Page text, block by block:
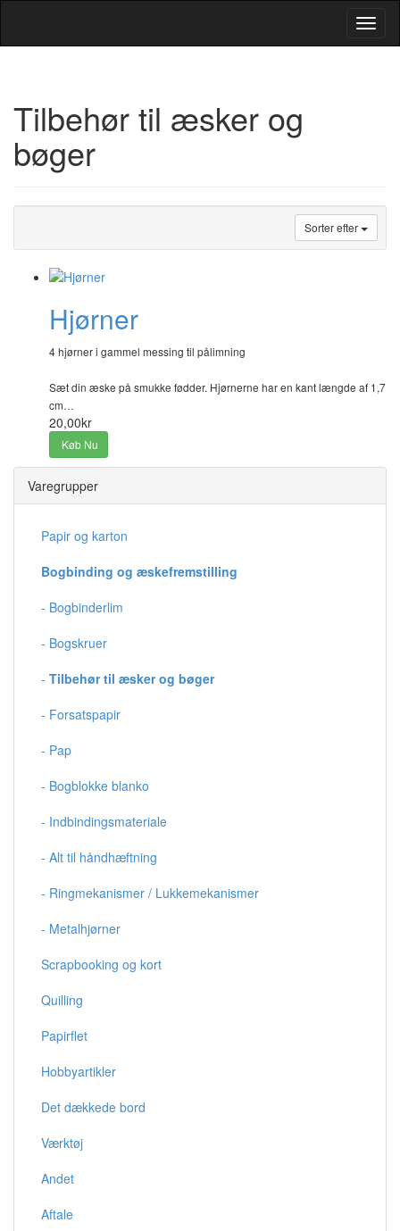
Tilbehør til æsker og
bøger
Sorter efter
Hjørner
4 hjørner i gammel messing til pålimning
Sæt din æske på smukke fødder. Hjørnerne har en kant længde af 1,7
cm…
20,00kr
Køb Nu
Varegrupper
Papir og karton
Bogbinding og æskefremstilling
- Bogbinderlim
- Bogskruer
- Tilbehør til æsker og bøger
- Forsatspapir
- Pap
- Bogblokke blanko
- Indbindingsmateriale
- Alt til håndhæftning
- Ringmekanismer / Lukkemekanismer
- Metalhjørner
Scrapbooking og kort
Quilling
Papirflet
Hobbyartikler
Det dækkede bord
Værktøj
Andet
Aftale